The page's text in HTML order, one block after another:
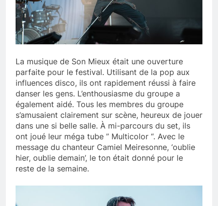
La musique de Son Mieux était une ouverture
parfaite pour le festival. Utilisant de la pop aux
influences disco, ils ont rapidement réussi à faire
danser les gens. L’enthousiasme du groupe a
également aidé. Tous les membres du groupe
s’amusaient clairement sur scène, heureux de jouer
dans une si belle salle. À mi-parcours du set, ils
ont joué leur méga tube ” Multicolor “. Avec le
message du chanteur Camiel Meiresonne, ‘oublie
hier, oublie demain’, le ton était donné pour le
reste de la semaine.